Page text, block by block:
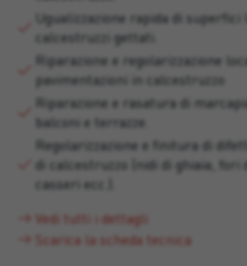
Ugualizzazione rapida di
calcestruzzi gettati.
Riparazione e regolarizzazione
pavimentazioni in calcestruzzo
Riparazione e rasatura di
balconi e terrazze.
Regolarizzazione e finitura di
di calcestruzzo (nidi di ghiaia, fori
casseri ecc.).
Vedi tutti i dettagli
Scarica la scheda tecnica